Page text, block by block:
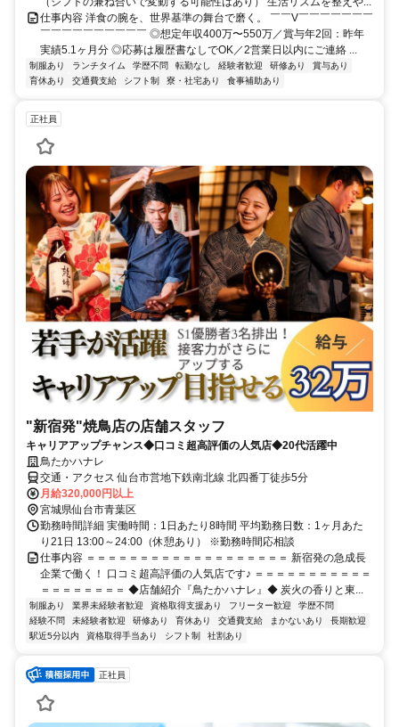
仕事内容 洋食の腕を、世界基準の舞台で磨く。 ￣￣V￣￣￣￣￣￣￣
￣￣￣￣￣￣￣￣￣￣ ◎想定年収400万〜550万／賞与年2回：昨年
実績5.1ヶ月分 ◎応募は履歴書なしでOK／2営業日以内にご連絡 ...
制服あり ランチタイム 学歴不問 転勤なし 経験者歓迎 研修あり
賞与あり
育休あり
交通費支給 シフト制 寮・社宅あり 食事補助あり
正社員
"新宿発"焼鳥店の店舗スタッフ
キャリアアップチャンス◆口コミ超高評価の人気店◆20代活躍中
鳥たかハナレ
交通・アクセス 仙台市営地下鉄南北線 北四番丁徒歩5分
月給320,000円以上
宮城県仙台市青葉区
勤務時間詳細 実働時間：1日あたり8時間 平均勤務日数：1ヶ月あた
り21日 13:00～24:00（休憩あり） ※勤務時間応相談
仕事内容 ＝＝＝＝＝＝＝＝＝＝＝＝＝＝＝＝＝＝＝ 新宿発の急成長
企業で働く！ 口コミ超高評価の人気店です♪ ＝＝＝＝＝＝＝＝＝＝＝
＝＝＝＝＝＝＝＝ ◆店舗紹介『鳥たかハナレ』◆ 炭火の香りと東...
制服あり 業界未経験者歓迎 資格取得支援あり フリーター歓迎
学歴不問
経験不問
未経験者歓迎 研修あり 育休あり 交通費支給 まかないあり
長期歓迎
駅近5分以内
資格取得手当あり シフト制 社割あり
正社員